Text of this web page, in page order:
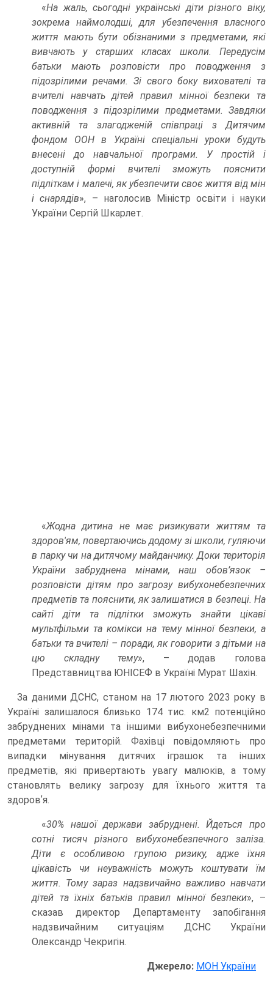
«На жаль, сьогодні українські діти різного віку,
зокрема наймолодші, для убезпечення власного
життя мають бути обізнаними з предметами, які
вивчають у старших класах школи. Передусім
батьки мають розповісти про поводження з
підозрілими речами. Зі свого боку вихователі та
вчителі навчать дітей правил мінної безпеки та
поводження з підозрілими предметами. Завдяки
активній та злагодженій співпраці з Дитячим
фондом ООН в Україні спеціальні уроки будуть
внесені до навчальної програми. У простій і
доступній формі вчителі зможуть пояснити
підліткам і малечі, як убезпечити своє життя від мін
і снарядів», – наголосив Міністр освіти і науки
України Сергій Шкарлет.
«Жодна дитина не має ризикувати життям та
здоров'ям, повертаючись додому зі школи, гуляючи
в парку чи на дитячому майданчику. Доки територія
України забруднена мінами, наш обов’язок –
розповісти дітям про загрозу вибухонебезпечних
предметів та пояснити, як залишатися в безпеці. На
сайті діти та підлітки зможуть знайти цікаві
мультфільми та комікси на тему мінної безпеки, а
батьки та вчителі – поради, як говорити з дітьми на
цю складну тему», – додав голова
Представництва ЮНІСЕФ в Україні Мурат Шахін.
За даними ДСНС, станом на 17 лютого 2023 року в
Україні залишалося близько 174 тис. км2 потенційно
забруднених мінами та іншими вибухонебезпечними
предметами територій. Фахівці повідомляють про
випадки мінування дитячих іграшок та інших
предметів, які привертають увагу малюків, а тому
становлять велику загрозу для їхнього життя та
здоровʼя.
«30% нашої держави забруднені. Йдеться про
сотні тисяч різного вибухонебезпечного заліза.
Діти є особливою групою ризику, адже їхня
цікавість чи неуважність можуть коштувати їм
життя. Тому зараз надзвичайно важливо навчати
дітей та їхніх батьків правил мінної безпеки», –
сказав директор Департаменту запобігання
надзвичайним ситуаціям ДСНС України
Олександр Чекригін.
Джерело: МОН України